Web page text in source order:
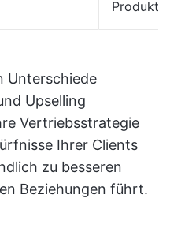
Unterschiede
Upselling
Vertriebsstrategie
Ihrer Clients
zu besseren
Beziehungen führt.